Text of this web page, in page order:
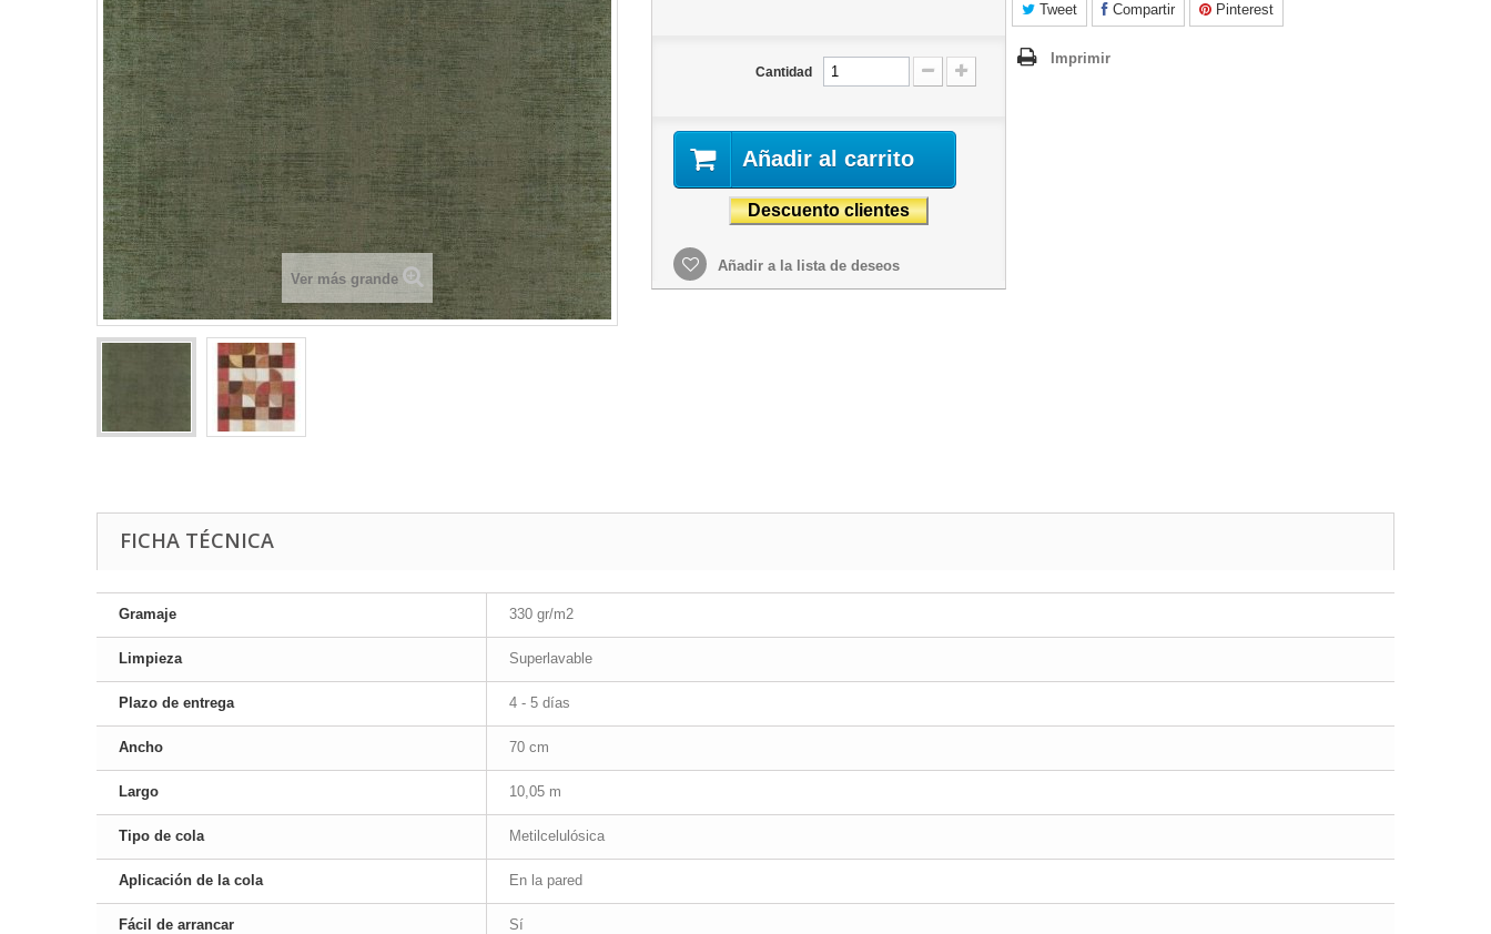
Ver más grande
Cantidad
Añadir al carrito
Añadir a la lista de deseos
Tweet Compartir Pinterest
Imprimir
FICHA TÉCNICA
Gramaje 330 gr/m2
Limpieza Superlavable
Plazo de entrega 4 - 5 días
Ancho 70 cm
Largo 10,05 m
Tipo de cola Metilcelulósica
Aplicación de la cola En la pared
Fácil de arrancar Sí